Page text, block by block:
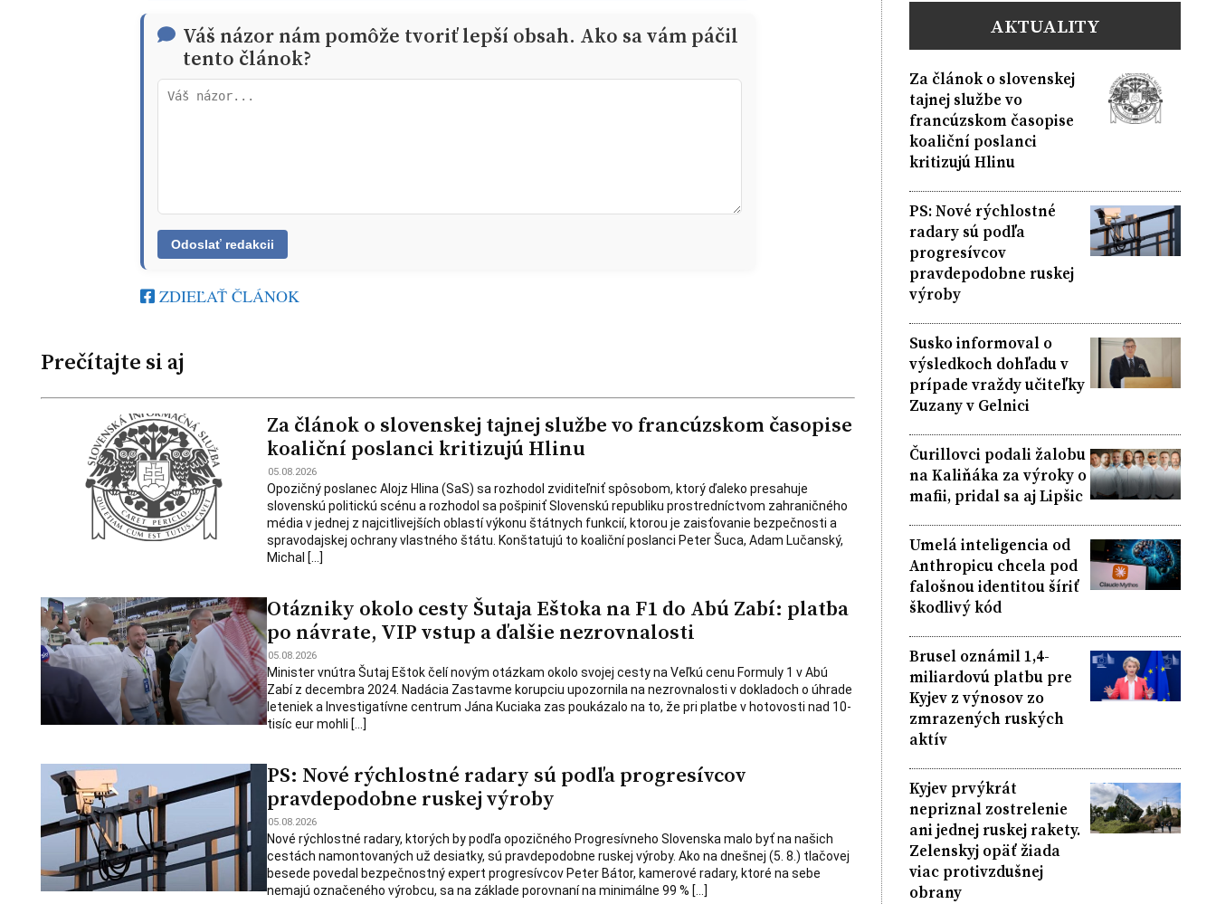
Váš názor nám pomôže tvoriť lepší obsah. Ako sa vám páčil
tento článok?
ZDIEĽAŤ ČLÁNOK
Prečítajte si aj
Za článok o slovenskej tajnej službe vo francúzskom časopise
koaliční poslanci kritizujú Hlinu
05.08.2026
Opozičný poslanec Alojz Hlina (SaS) sa rozhodol zviditeľniť spôsobom, ktorý ďaleko presahuje
slovenskú politickú scénu a rozhodol sa pošpiniť Slovenskú republiku prostredníctvom zahraničného
média v jednej z najcitlivejších oblastí výkonu štátnych funkcií, ktorou je zaisťovanie bezpečnosti a
spravodajskej ochrany vlastného štátu. Konštatujú to koaliční poslanci Peter Šuca, Adam Lučanský,
Michal […]
Otázniky okolo cesty Šutaja Eštoka na F1 do Abú Zabí: platba
po návrate, VIP vstup a ďalšie nezrovnalosti
05.08.2026
Minister vnútra Šutaj Eštok čelí novým otázkam okolo svojej cesty na Veľkú cenu Formuly 1 v Abú
Zabí z decembra 2024. Nadácia Zastavme korupciu upozornila na nezrovnalosti v dokladoch o úhrade
leteniek a Investigatívne centrum Jána Kuciaka zas poukázalo na to, že pri platbe v hotovosti nad 10-
tisíc eur mohli […]
PS: Nové rýchlostné radary sú podľa progresívcov
pravdepodobne ruskej výroby
05.08.2026
Nové rýchlostné radary, ktorých by podľa opozičného Progresívneho Slovenska malo byť na našich
cestách namontovaných už desiatky, sú pravdepodobne ruskej výroby. Ako na dnešnej (5. 8.) tlačovej
besede povedal bezpečnostný expert progresívcov Peter Bátor, kamerové radary, ktoré na sebe
nemajú označeného výrobcu, sa na základe porovnaní na minimálne 99 % […]
AKTUALITY
Za článok o slovenskej
tajnej službe vo
francúzskom časopise
koaliční poslanci
kritizujú Hlinu
PS: Nové rýchlostné
radary sú podľa
progresívcov
pravdepodobne ruskej
výroby
Susko informoval o
výsledkoch dohľadu v
prípade vraždy učiteľky
Zuzany v Gelnici
Čurillovci podali žalobu
na Kaliňáka za výroky o
mafii, pridal sa aj Lipšic
Umelá inteligencia od
Anthropicu chcela pod
falošnou identitou šíriť
škodlivý kód
Brusel oznámil 1,4-
miliardovú platbu pre
Kyjev z výnosov zo
zmrazených ruských
aktív
Kyjev prvýkrát
nepriznal zostrelenie
ani jednej ruskej rakety.
Zelenskyj opäť žiada
viac protivzdušnej
obrany